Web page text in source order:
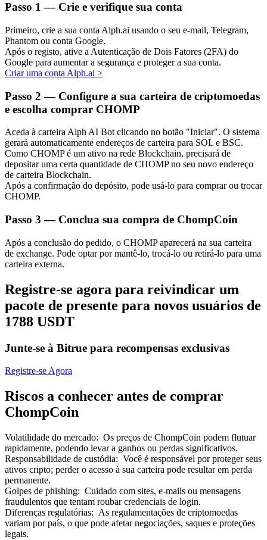
Aprenda a apostar
Aprenda como ganhar renda passiva
Bitrue
AI
Parceiros Bitrue
Até 65% de comissões!
Indicação
Convide um amigo para receber recompensas em dinheiro
BTC Welcome Rewards
Passo 1 — Crie e verifique sua conta
Primeiro, crie a sua conta Alph.ai usando o seu e-mail, Telegram,
Phantom ou conta Google.
Após o registo, ative a Autenticação de Dois Fatores (2FA) do
Google para aumentar a segurança e proteger a sua conta.
Criar uma conta Alph.ai >
Passo 2 — Configure a sua carteira de criptomoedas
e escolha comprar CHOMP
Aceda à carteira Alph AI Bot clicando no botão "Iniciar". O sistema
gerará automaticamente endereços de carteira para SOL e BSC.
Como CHOMP é um ativo na rede Blockchain, precisará de
depositar uma certa quantidade de CHOMP no seu novo endereço
de carteira Blockchain.
Após a confirmação do depósito, pode usá-lo para comprar ou trocar
CHOMP.
Passo 3 — Conclua sua compra de ChompCoin
Após a conclusão do pedido, o CHOMP aparecerá na sua carteira
de exchange. Pode optar por mantê-lo, trocá-lo ou retirá-lo para uma
carteira externa.
Registre-se agora para reivindicar um
pacote de presente para novos usuários de
1788 USDT
Junte-se à Bitrue para recompensas exclusivas
Registre-se Agora
Riscos a conhecer antes de comprar
ChompCoin
Volatilidade do mercado: Os preços de ChompCoin podem flutuar
rapidamente, podendo levar a ganhos ou perdas significativos.
Responsabilidade de custódia: Você é responsável por proteger seus
ativos cripto; perder o acesso à sua carteira pode resultar em perda
permanente.
Golpes de phishing: Cuidado com sites, e-mails ou mensagens
fraudulentos que tentam roubar credenciais de login.
Diferenças regulatórias: As regulamentações de criptomoedas
variam por país, o que pode afetar negociações, saques e proteções
legais.